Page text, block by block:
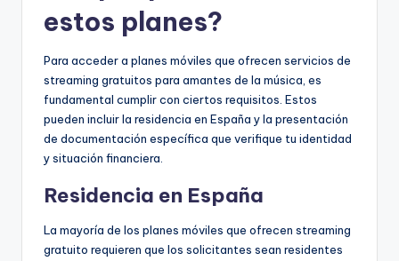
estos planes?
Para acceder a planes móviles que ofrecen servicios de
streaming gratuitos para amantes de la música, es
fundamental cumplir con ciertos requisitos. Estos
pueden incluir la residencia en España y la presentación
de documentación específica que verifique tu identidad
y situación financiera.
Residencia en España
La mayoría de los planes móviles que ofrecen streaming
gratuito requieren que los solicitantes sean residentes